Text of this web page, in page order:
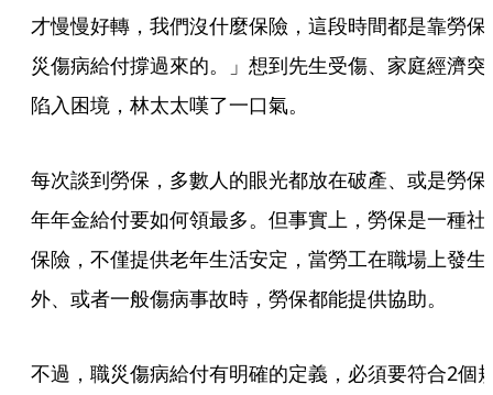
才慢慢好轉，我們沒什麼保險，這段時間都是靠勞保
災傷病給付撐過來的。」想到先生受傷、家庭經濟突
陷入困境，林太太嘆了一口氣。
每次談到勞保，多數人的眼光都放在破產、或是勞保
年年金給付要如何領最多。但事實上，勞保是一種社
保險，不僅提供老年生活安定，當勞工在職場上發生
外、或者一般傷病事故時，勞保都能提供協助。
不過，職災傷病給付有明確的定義，必須要符合2個